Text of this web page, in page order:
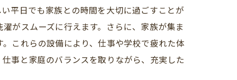
平日でも家族との時間を大切に過ごすことが
がスムーズに行えます。さらに、家族が集ま
これらの設備により、仕事や学校で疲れた体
事と家庭のバランスを取りながら、充実した